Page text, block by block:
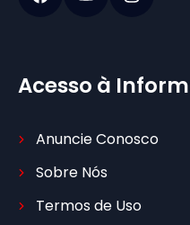
Acesso à
Anuncie Conosco
Sobre Nós
Termos de Uso